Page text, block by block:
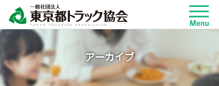
アーカイブ